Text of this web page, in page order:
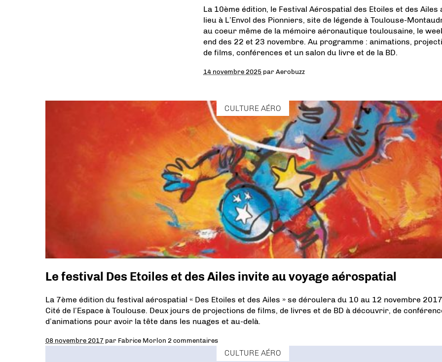
La 10ème édition, le Festival Aérospatial des Etoiles et des Ailes
lieu à L’Envol des Pionniers, site de légende à Toulouse-
au coeur même de la mémoire aéronautique toulousaine, le
end des 22 et 23 novembre. Au programme : animations,
de films, conférences et un salon du livre et de la BD.
14 novembre 2025 parAerobuzz
CULTURE AÉRO
Le festival Des Etoiles et des Ailes invite au voyage aérospatial
La 7ème édition du festival aérospatial « Des Etoiles et des Ailes » se déroulera du 10 au 12 novembre
Cité de l’Espace à Toulouse. Deux jours de projections de films, de livres et de BD à découvrir, de
d’animations pour avoir la tête dans les nuages et au-delà.
08 novembre 2017 par Fabrice Morlon 2 commentaires
CULTURE AÉRO